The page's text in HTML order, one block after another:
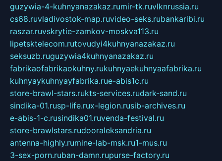
guzywia-4-kuhnyanazakaz.rumir-tk.ruvlknrussia.ru
cs68.ruvladivostok-map.ruvideo-seks.rubankaribi.ru
raszar.ruvskrytie-zamkov-moskva113.ru
lipetsktelecom.rutovudyi4kuhnyanazakaz.ru
seksuzb.ruguzywia4kuhnyanazakaz.ru
fabrikaofabrikaokuhny.rukuhnyaekuhnyaafabrika.ru
kuhnyaykuhnyayfabrika.rue-abis1c.ru
store-brawl-stars.rukts-services.rudark-sand.ru
sindika-01.rusp-life.rux-legion.rusib-archives.ru
e-abis-1-c.rusindika01.ruvenda-festival.ru
store-brawlstars.rudooraleksandria.ru
antenna-highly.rumine-lab-msk.ru1-mus.ru
3-sex-porn.ruban-damn.rupurse-factory.ru